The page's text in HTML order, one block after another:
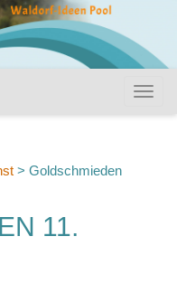
> Goldschmieden
11.